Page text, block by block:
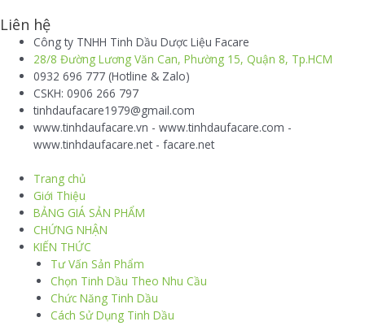
Liên hệ
Công ty TNHH Tinh Dầu Dược Liệu Facare
28/8 Đường Lương Văn Can, Phường 15, Quận 8, Tp.HCM
0932 696 777 (Hotline & Zalo)
CSKH: 0906 266 797
tinhdaufacare1979@gmail.com
www.tinhdaufacare.vn - www.tinhdaufacare.com -
www.tinhdaufacare.net - facare.net
Trang chủ
Giới Thiệu
BẢNG GIÁ SẢN PHẨM
CHỨNG NHẬN
KIẾN THỨC
Tư Vấn Sản Phẩm
Chọn Tinh Dầu Theo Nhu Cầu
Chức Năng Tinh Dầu
Cách Sử Dụng Tinh Dầu